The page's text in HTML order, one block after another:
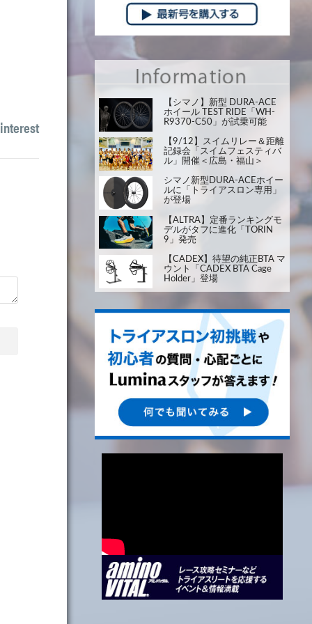
【シマノ】新型 DURA-ACE
ホイール TEST RIDE「WH-
R9370-C50」が試乗可能
【9/12】スイムリレー＆距離
記録会「スイムフェスティバ
ル」開催＜広島・福山＞
シマノ新型DURA-ACEホイー
ルに「トライアスロン専用」
が登場
【ALTRA】定番ランキングモ
デルがタフに進化「TORIN
9」発売
【CADEX】待望の純正BTA マ
ウント「CADEX BTA Cage
Holder」登場